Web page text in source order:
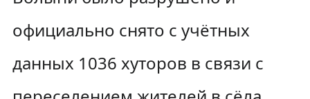
официально снято с учётных
данных 1036 хуторов в связи с